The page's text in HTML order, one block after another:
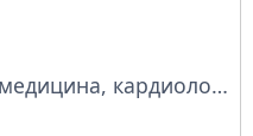
Доказательная медицина, кардиология, здоровый образ жизни. @lena_bol по сотрудничеству Запись на консультацию +79296727281 Анастасия *Данный канал не является руководством по диагностике и лечению https://gosuslugi.ru/snet/67a21e63c896c612028c72f8